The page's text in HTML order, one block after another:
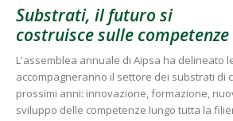
Substrati, il futuro si
costruisce sulle competenze
L'assemblea annuale di Aipsa ha delineato
accompagneranno il settore dei substrati di
prossimi anni: innovazione, formazione,
sviluppo delle competenze lungo tutta la